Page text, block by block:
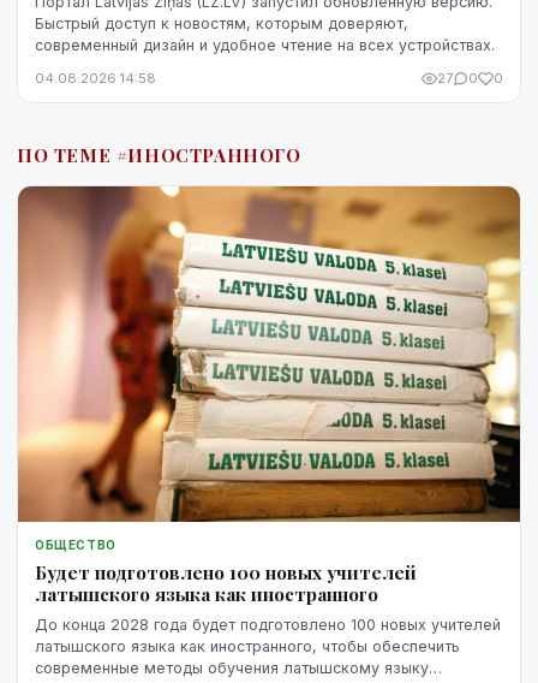
Быстрый доступ к новостям, которым доверяют,
современный дизайн и удобное чтение на всех устройствах.
04.08.2026 14:58 27 0 0
ПО ТЕМЕ #ИНОСТРАННОГО
ОБЩЕСТВО
Будет подготовлено 100 новых учителей
латышского языка как иностранного
До конца 2028 года будет подготовлено 100 новых учителей
латышского языка как иностранного, чтобы обеспечить
современные методы обучения латышскому языку